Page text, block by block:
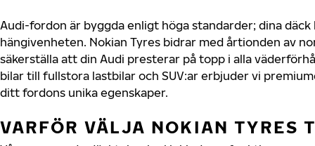
Audi-fordon är byggda enligt höga standarder; dina
hängivenheten. Nokian Tyres bidrar med årtionden av
säkerställa att din Audi presterar på topp i alla
bilar till fullstora lastbilar och SUV:ar erbjuder vi
ditt fordons unika egenskaper.
VARFÖR VÄLJA NOKIAN TYRES